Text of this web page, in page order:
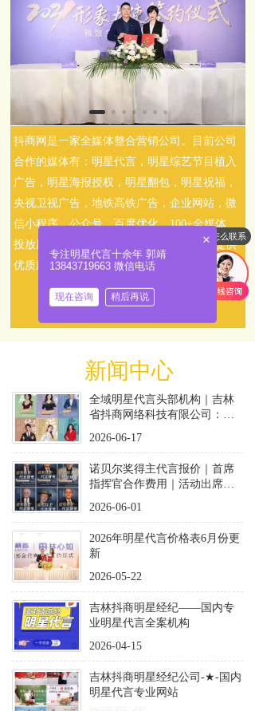
抖商网是一家全媒体整合营销公司。目前公司
合作的媒体有：明星代言，明星综艺节目植入
广告，明星海报授权，明星翻包，明星祝福，
央视卫视广告，地铁高铁广告，企业网站，微
信小程序，公众号，百度优化，100+全媒体
投放服务。为全国各行各业的品牌广告主提供
优质服务！
了解更多
新闻中心
全域明星代言头部机构｜吉林
省抖商网络科技有限公司：一
2026-06-17
诺贝尔奖得主代言报价｜首席
指挥官合作费用｜活动出席收
2026-06-01
2026年明星代言价格表6月份更
新
2026-05-22
吉林抖商明星经纪——国内专
业明星代言全案机构
2026-04-15
吉林抖商明星经纪公司-★-国内
明星代言专业网站
怎么联系
×
专注明星代言十余年 郭靖
13843719663 微信电话
现在咨询 稍后再说